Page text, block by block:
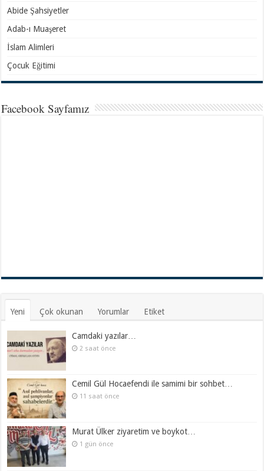
Abide Şahsiyetler
Adab-ı Muaşeret
İslam Alimleri
Çocuk Eğitimi
Facebook Sayfamız
Yeni Çok okunan Yorumlar Etiket
Camdaki yazılar…
2 saat önce
Cemil Gül Hocaefendi ile samimi bir sohbet…
11 saat önce
Murat Ülker ziyaretim ve boykot…
1 gün önce